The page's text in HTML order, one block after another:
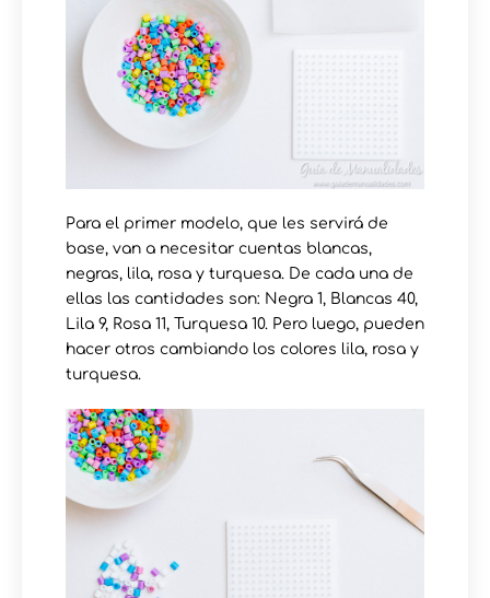
Para el primer modelo, que les servirá de
base, van a necesitar cuentas blancas,
negras, lila, rosa y turquesa. De cada una de
ellas las cantidades son: Negra 1, Blancas 40,
Lila 9, Rosa 11, Turquesa 10. Pero luego, pueden
hacer otros cambiando los colores lila, rosa y
turquesa.